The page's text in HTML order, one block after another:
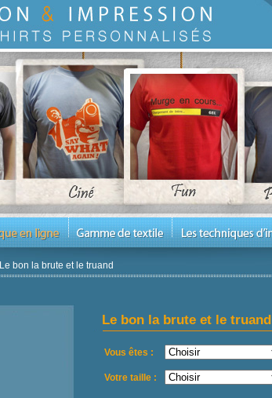
Le bon la brute et le truand
Le bon la brute et le truand
Vous êtes :
Votre taille :